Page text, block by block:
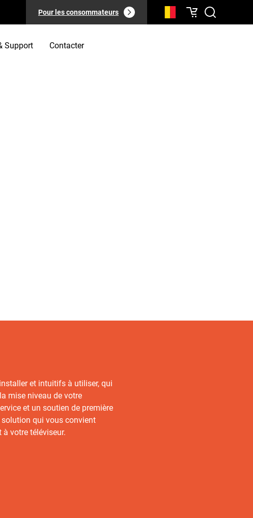
Pour les consommateurs
Support Contacter
et intuitifs à utiliser, qui
mise niveau de votre
et un soutien de première
qui vous convient
votre téléviseur.